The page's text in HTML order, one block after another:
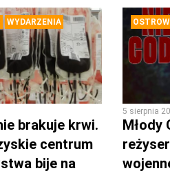
WYDARZENIA
brakuje krwi.
centrum
bije na
5 sierpnia
Młody